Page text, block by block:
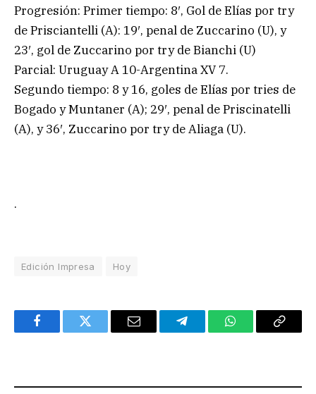
Progresión: Primer tiempo: 8′, Gol de Elías por try
de Prisciantelli (A): 19′, penal de Zuccarino (U), y
23′, gol de Zuccarino por try de Bianchi (U)
Parcial: Uruguay A 10-Argentina XV 7.
Segundo tiempo: 8 y 16, goles de Elías por tries de
Bogado y Muntaner (A); 29′, penal de Priscinatelli
(A), y 36′, Zuccarino por try de Aliaga (U).
.
Edición Impresa Hoy
FacebookTwitter Email TelegramWhatsAppCopy